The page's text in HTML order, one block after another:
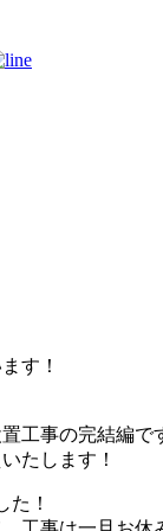
す！
工事の完結編で
たします！
た！